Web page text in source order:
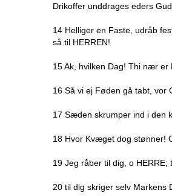
Drikoffer unddrages eders
14 Helliger en Faste, udråb
så til HERREN!
15 Ak, hvilken Dag! Thi nær er
16 Så vi ej Føden gå tabt,
17 Sæden skrumper ind i den
18 Hvor Kvæget dog stønner!
19 Jeg råber til dig, o
20 til dig skriger selv